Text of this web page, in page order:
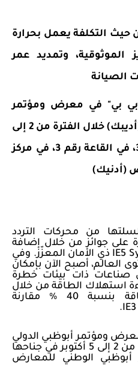
التكلفة يعمل بحرارة
وتمديد عمر
الصيانة
بي" في معرض ومؤتمر
أبوظبي الدولي للبترول (أديبك) خلال الفترة من 2 إلى
5 أكتوبر في جناحها 3110، في القاعة رقم 3، في مركز
(أدنيك)
من محركات التردد
على جوائز من خلال إضافة
IE5 ذي الأمان المعزّز. وفي
العالم، أصبح الآن بإمكان
صناعات ذات بيئات خطرة
استهلاك الطاقة من خلال
نشر محركات توفر الطاقة بنسبة 40 % مقارنة
IE3
.
ومؤتمر أبوظبي الدولي
للبترول (أديبك) خلال الفترة من 2 إلى 5 أكتوبر في جناحها
3 بمركز أبوظبي الوطني للمعارض